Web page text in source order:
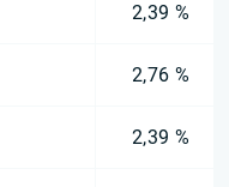
2,39 %
2,76 %
2,39 %